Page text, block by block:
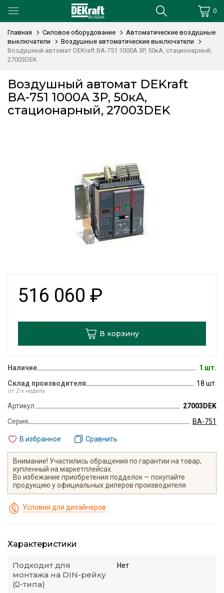
0
Главная Силовое оборудование
Автоматические воздушные
выключатели
Воздушные автоматические выключатели
Воздушный автомат DEKraft ВА-751 1000А 3P, 50кА, стационарный,
27003DEK
Воздушный автомат DEKraft
ВА-751 1000А 3P, 50кА,
стационарный, 27003DEK
516 060 ₽
В корзину
Наличие
1 шт.
Склад производителя
от 2-х недель
18 шт.
Артикул
27003DEK
Серия
ВА-751
В избранное Сравнить
Внимание! Участились обращения по гарантии на товар,
купленный на маркетплейсах.
Во избежание приобретения подделок — покупайте
продукцию у официальных дилеров производителя
Условия для дизайнеров
Характеристики
Подходит для
монтажа на DIN-рейку
(Ω-типа)
Нет